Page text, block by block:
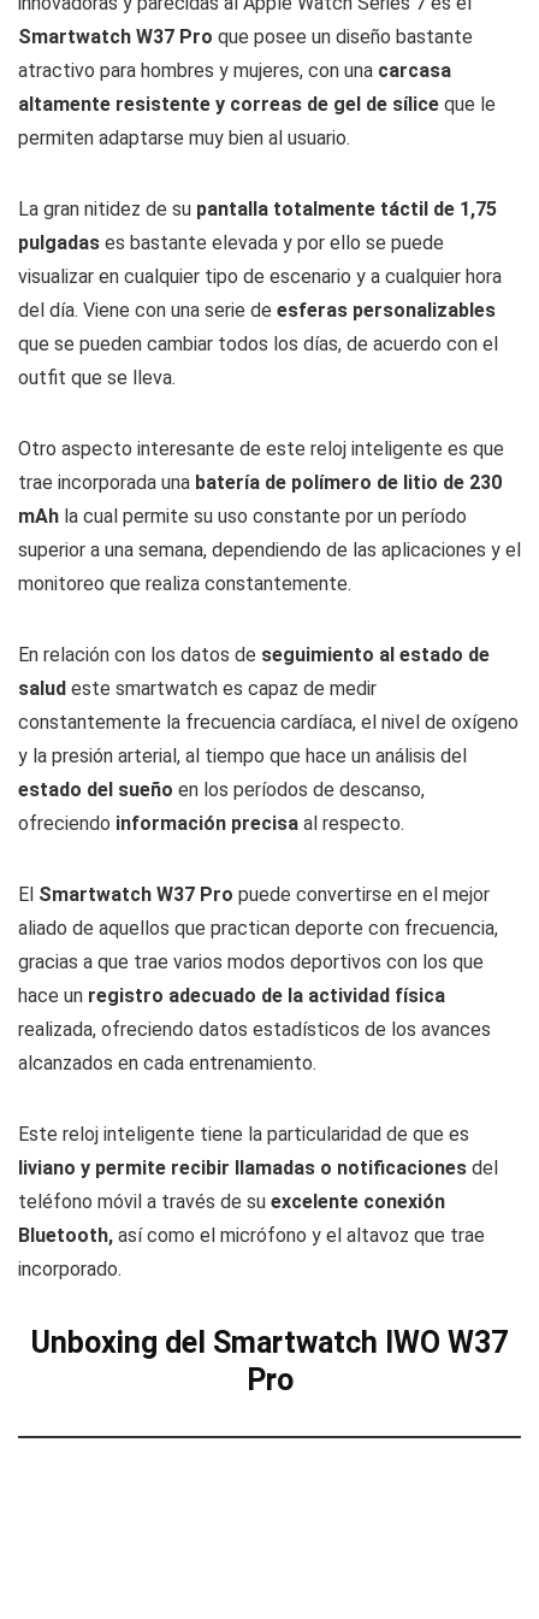
Deportivos:
Idiomas del
Múltiples incluyendo español,
árabe, alemán, portugués, danés y
ruso
Admite llamadas por Bluetooth,
Smartwatch W37 Pro que posee un diseño bastante
atractivo para hombres y mujeres, con una carcasa
altamente resistente y correas de gel de sílice que le
permiten adaptarse muy bien al usuario.
La gran nitidez de su pantalla totalmente táctil de 1,75
pulgadas es bastante elevada y por ello se puede
visualizar en cualquier tipo de escenario y a cualquier hora
del día. Viene con una serie de esferas personalizables
que se pueden cambiar todos los días, de acuerdo con el
outfit que se lleva.
Otro aspecto interesante de este reloj inteligente es que
trae incorporada una batería de polímero de litio de 230
mAh la cual permite su uso constante por un período
superior a una semana, dependiendo de las aplicaciones y el
monitoreo que realiza constantemente.
En relación con los datos de seguimiento al estado de
salud este smartwatch es capaz de medir
constantemente la frecuencia cardíaca, el nivel de oxígeno
y la presión arterial, al tiempo que hace un análisis del
estado del sueño en los períodos de descanso,
ofreciendo información precisa al respecto.
El Smartwatch W37 Pro puede convertirse en el mejor
aliado de aquellos que practican deporte con frecuencia,
gracias a que trae varios modos deportivos con los que
hace un registro adecuado de la actividad física
realizada, ofreciendo datos estadísticos de los avances
alcanzados en cada entrenamiento.
Este reloj inteligente tiene la particularidad de que es
liviano y permite recibir llamadas o notificaciones del
teléfono móvil a través de su excelente conexión
Bluetooth, así como el micrófono y el altavoz que trae
incorporado.
Unboxing del Smartwatch IWO W37
Pro